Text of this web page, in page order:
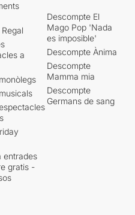
a
entrades
gratis -
Descompte El
Mago Pop 'Nada
es imposible'
Descompte Ànima
Descompte
Mamma mia
Descompte
Germans de sang